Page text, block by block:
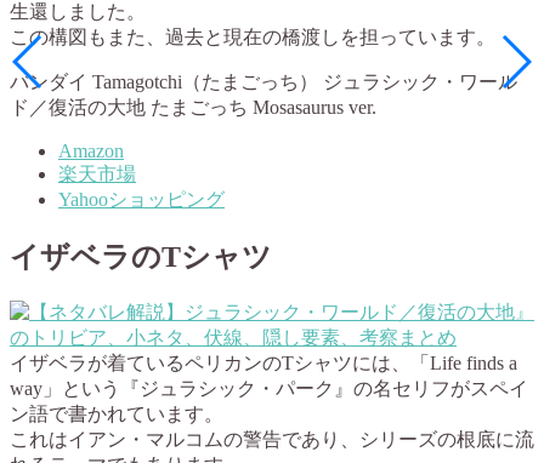
生還しました。
この構図もまた、過去と現在の橋渡しを担っています。
バンダイ Tamagotchi（たまごっち） ジュラシック・ワール
ド／復活の大地 たまごっち Mosasaurus ver.
Amazon
楽天市場
Yahooショッピング
イザベラのTシャツ
イザベラが着ているペリカンのTシャツには、「Life finds a
way」という『ジュラシック・パーク』の名セリフがスペイ
ン語で書かれています。
これはイアン・マルコムの警告であり、シリーズの根底に流